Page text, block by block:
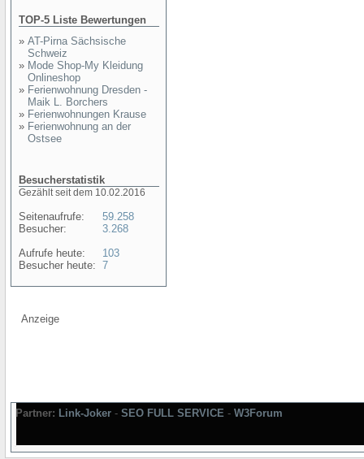
TOP-5 Liste Bewertungen
» AT-Pirna Sächsische
Schweiz
» Mode Shop-My Kleidung
Onlineshop
» Ferienwohnung Dresden -
Maik L. Borchers
» Ferienwohnungen Krause
» Ferienwohnung an der
Ostsee
Besucherstatistik
Gezählt seit dem 10.02.2016
Seitenaufrufe:
Besucher:
Aufrufe heute:
Besucher heute:
59.258
3.268
103
7
Anzeige
Partner: Link-Joker - SEO FULL SERVICE - W3Forum